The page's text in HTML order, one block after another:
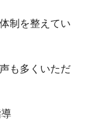
制を整えてい
も多くいただ